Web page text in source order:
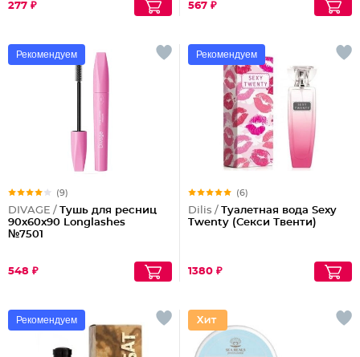
277 ₽
567 ₽
Рекомендуем
(9)
DIVAGE / Тушь для ресниц
90x60x90 Longlashes
№7501
548 ₽
Рекомендуем
(6)
Dilis / Туалетная вода Sexy
Twenty (Секси Твенти)
1380 ₽
Рекомендуем